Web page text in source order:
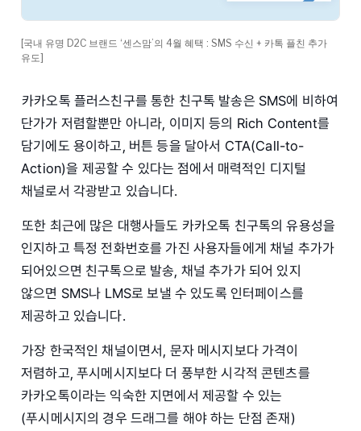
[국내 유명 D2C 브랜드 ‘센스맘’의 4월 혜택 : SMS 수신 + 카톡 플친 추가
유도]
카카오톡 플러스친구를 통한 친구톡 발송은 SMS에 비하여
단가가 저렴할뿐만 아니라, 이미지 등의 Rich Content를
담기에도 용이하고, 버튼 등을 달아서 CTA(Call-to-
Action)을 제공할 수 있다는 점에서 매력적인 디지털
채널로서 각광받고 있습니다.
또한 최근에 많은 대행사들도 카카오톡 친구톡의 유용성을
인지하고 특정 전화번호를 가진 사용자들에게 채널 추가가
되어있으면 친구톡으로 발송, 채널 추가가 되어 있지
않으면 SMS나 LMS로 보낼 수 있도록 인터페이스를
제공하고 있습니다.
가장 한국적인 채널이면서, 문자 메시지보다 가격이
저렴하고, 푸시메시지보다 더 풍부한 시각적 콘텐츠를
카카오톡이라는 익숙한 지면에서 제공할 수 있는
(푸시메시지의 경우 드래그를 해야 하는 단점 존재)